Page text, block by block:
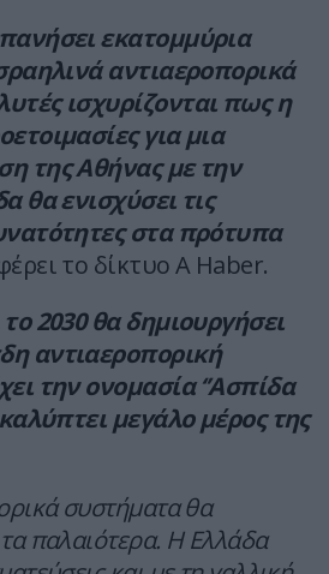
εκατομμύρια
αντιαεροπορικά
ισχυρίζονται πως η
για μια
της Αθήνας με την
θα ενισχύσει τις
στα πρότυπα
το δίκτυο A Haber.
2030 θα δημιουργήσει
αντιαεροπορική
την ονομασία ‘’Ασπίδα
μεγάλο μέρος της
συστήματα θα
παλαιότερα. Η Ελλάδα